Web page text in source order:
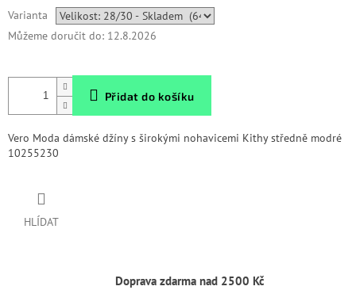
cena:
Varianta
Můžeme doručit do: 12.8.2026
Přidat do košíku
Vero Moda dámské džíny s širokými nohavicemi Kithy středně modré
10255230
HLÍDAT
Doprava zdarma nad 2500 Kč